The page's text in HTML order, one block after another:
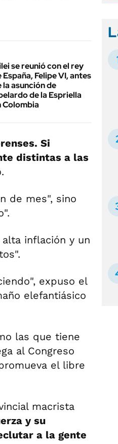
se reunió con el rey
España, Felipe VI, antes
la asunción de
de la Espriella
Colombia
Si
distintas a las
de mes", sino
inflación y un
expuso el
elefantiásico
las que tiene
al Congreso
el libre
macrista
y su
a la gente